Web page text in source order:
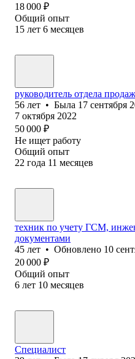
18 000 ₽
Общий опыт
15 лет 6 месяцев
руководитель отдела продаж
56 лет • Была 17 сентября
7 октября 2022
50 000 ₽
Не ищет работу
Общий опыт
22 года 11 месяцев
техник по учету ГСМ,
документами
45 лет • Обновлено 10
20 000 ₽
Общий опыт
6 лет 10 месяцев
Специалист